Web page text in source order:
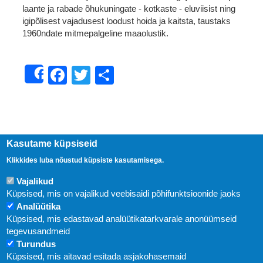
laante ja rabade õhukuningate - kotkaste - eluviisist ning
igipõlisest vajadusest loodust hoida ja kaitsta, taustaks
1960ndate mitmepalgeline maaolustik.
ShareFacebook
Twitter
Uudised
Kasutame küpsiseid
Klikkides luba nõustud küpsiste kasutamisega.
Vajalikud
Küpsised, mis on vajalikud veebisaidi põhifunktsioonide jaoks
Analüütika
Küpsised, mis edastavad analüütikatarkvarale anonüümseid
tegevusandmeid
Turundus
Küpsised, mis aitavad esitada asjakohasemaid